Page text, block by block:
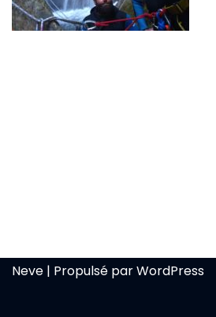
Neve | Propulsé parWordPress